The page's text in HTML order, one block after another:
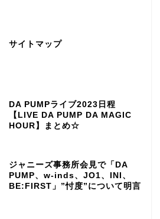
サイトマップ
DA PUMPライブ2023日程
【LIVE DA PUMP DA MAGIC
HOUR】まとめ☆
ジャニーズ事務所会見で「DA
PUMP、w-inds、JO1、INI、
BE:FIRST」”忖度”について明言